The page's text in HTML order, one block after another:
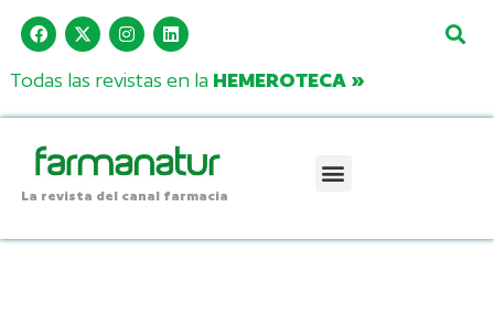
Todas las revistas en la HEMEROTECA »
La revista del canal farmacia